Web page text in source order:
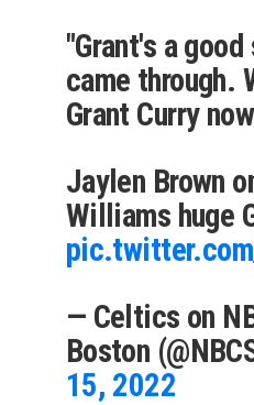
"Grant's a
came through.
Grant Curry
Jaylen Brown
Williams huge
— Celtics on
Boston
15, 2022